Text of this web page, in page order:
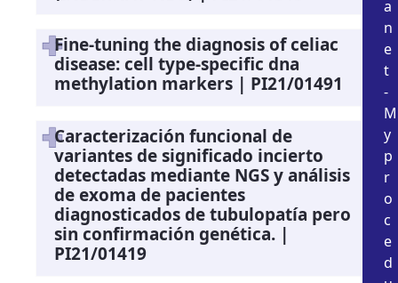
Fine-tuning the diagnosis of celiac
disease: cell type-specific dna
methylation markers | PI21/01491
Caracterización funcional de
variantes de significado incierto
detectadas mediante NGS y análisis
de exoma de pacientes
diagnosticados de tubulopatía pero
sin confirmación genética. |
PI21/01419
a
n
e
t
-
M
y
p
r
o
c
e
d